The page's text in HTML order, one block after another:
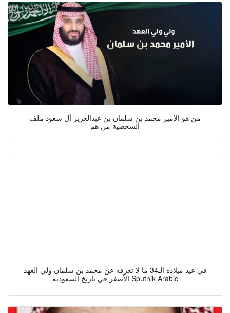
من هو الأمير محمد بن سلمان بن عبدالعزيز آل سعود ملف
الشخصية من هم
في عيد ميلاده الـ34 ما لا تعرفه عن محمد بن سلمان ولي العهد
الأصغر في تاريخ السعودية Sputnik Arabic